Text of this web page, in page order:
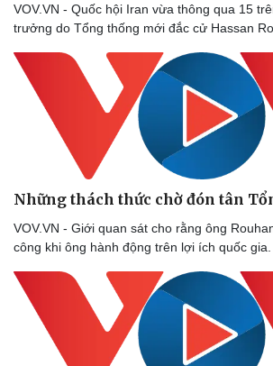
VOV.VN - Quốc hội Iran vừa thông qua 15
trưởng do Tổng thống mới đắc cử Hassan
Những thách thức chờ đón tân
VOV.VN - Giới quan sát cho rằng ông
công khi ông hành động trên lợi ích quốc gia.